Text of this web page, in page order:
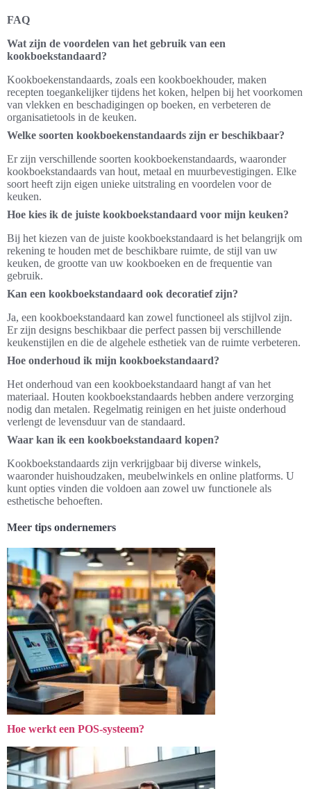
FAQ
Wat zijn de voordelen van het gebruik van een
kookboekstandaard?
Kookboekenstandaards, zoals een kookboekhouder, maken
recepten toegankelijker tijdens het koken, helpen bij het voorkomen
van vlekken en beschadigingen op boeken, en verbeteren de
organisatietools in de keuken.
Welke soorten kookboekenstandaards zijn er beschikbaar?
Er zijn verschillende soorten kookboekenstandaards, waaronder
kookboekstandaards van hout, metaal en muurbevestigingen. Elke
soort heeft zijn eigen unieke uitstraling en voordelen voor de
keuken.
Hoe kies ik de juiste kookboekstandaard voor mijn keuken?
Bij het kiezen van de juiste kookboekstandaard is het belangrijk om
rekening te houden met de beschikbare ruimte, de stijl van uw
keuken, de grootte van uw kookboeken en de frequentie van
gebruik.
Kan een kookboekstandaard ook decoratief zijn?
Ja, een kookboekstandaard kan zowel functioneel als stijlvol zijn.
Er zijn designs beschikbaar die perfect passen bij verschillende
keukenstijlen en die de algehele esthetiek van de ruimte verbeteren.
Hoe onderhoud ik mijn kookboekstandaard?
Het onderhoud van een kookboekstandaard hangt af van het
materiaal. Houten kookboekstandaards hebben andere verzorging
nodig dan metalen. Regelmatig reinigen en het juiste onderhoud
verlengt de levensduur van de standaard.
Waar kan ik een kookboekstandaard kopen?
Kookboekstandaards zijn verkrijgbaar bij diverse winkels,
waaronder huishoudzaken, meubelwinkels en online platforms. U
kunt opties vinden die voldoen aan zowel uw functionele als
esthetische behoeften.
Meer tips ondernemers
Hoe werkt een POS-systeem?